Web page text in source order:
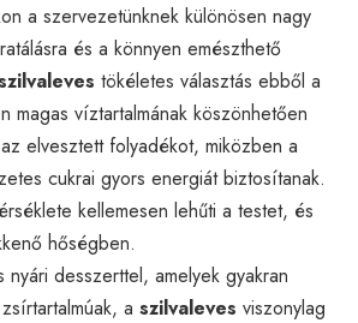
a szervezetünknek különösen nagy
és a könnyen emészthető
tökéletes választás ebből a
magas víztartalmának köszönhetően
elvesztett folyadékot, miközben a
cukrai gyors energiát biztosítanak.
kellemesen lehűti a testet, és
hőségben.
nyári desszerttel, amelyek gyakran
a szilvaleves viszonylag